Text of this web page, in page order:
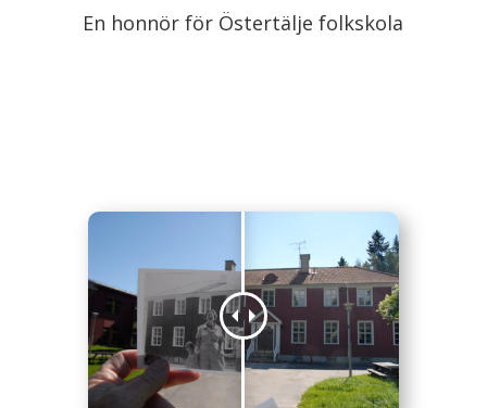
En honnör för Östertälje folkskola